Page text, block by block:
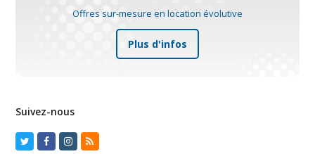
Offres sur-mesure en location évolutive
Plus d'infos
Suivez-nous
TwitterFacebook
Instagram
RSS